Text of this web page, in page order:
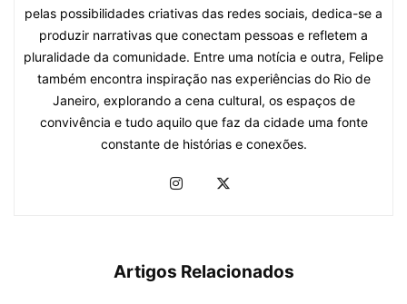
pelas possibilidades criativas das redes sociais, dedica-se a
produzir narrativas que conectam pessoas e refletem a
pluralidade da comunidade. Entre uma notícia e outra, Felipe
também encontra inspiração nas experiências do Rio de
Janeiro, explorando a cena cultural, os espaços de
convivência e tudo aquilo que faz da cidade uma fonte
constante de histórias e conexões.
Artigos Relacionados